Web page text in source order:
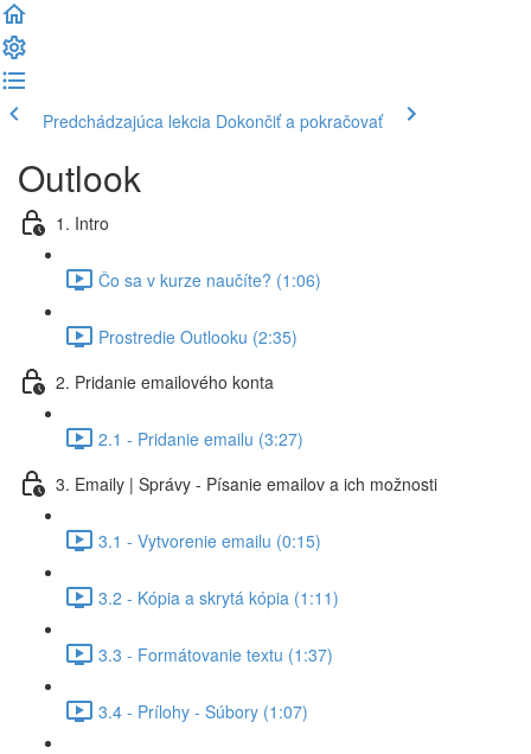
Predchádzajúca lekcia Dokončiť a pokračovať
Outlook
1. Intro
Čo sa v kurze naučíte? (1:06)
Prostredie Outlooku (2:35)
2. Pridanie emailového konta
2.1 - Pridanie emailu (3:27)
3. Emaily | Správy - Písanie emailov a ich možnosti
3.1 - Vytvorenie emailu (0:15)
3.2 - Kópia a skrytá kópia (1:11)
3.3 - Formátovanie textu (1:37)
3.4 - Prílohy - Súbory (1:07)